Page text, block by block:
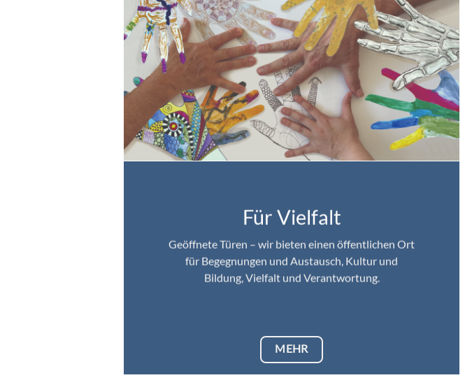
Für Vielfalt
Geöffnete Türen – wir bieten einen öffentlichen Ort
für Begegnungen und Austausch, Kultur und
Bildung, Vielfalt und Verantwortung.
MEHR